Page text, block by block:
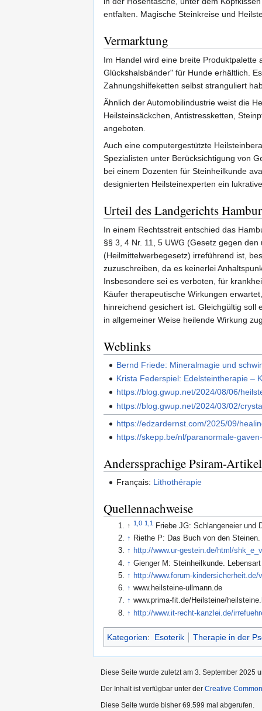
entfalten. Magische Steinkreise und
Vermarktung
Im Handel wird eine breite
Glückshalsbänder" für Hunde erhältlich.
Zahnungshilfeketten selbst stranguliert
Ähnlich der Automobilindustrie weist die
Heilsteinsäckchen, Antistressketten,
angeboten.
Auch eine computergestützte
Spezialisten unter Berücksichtigung von
bei einem Dozenten für Steinheilkunde
designierten Heilsteinexperten ein
Urteil des Landgerichts
In einem Rechtsstreit entschied das
§§ 3, 4 Nr. 11, 5 UWG (Gesetz gegen
(Heilmittelwerbegesetz) irreführend ist,
zuzuschreiben, da es keinerlei
Insbesondere sei es verboten, für
Käufer therapeutische Wirkungen
hinreichend gesichert ist. Gleichgültig
in allgemeiner Weise heilende Wirkung
Weblinks
Bernd Friede: Mineralmagie und
Krista Federspiel: Edelsteintherapie –
https://blog.gwup.net/2024/08/06/
https://blog.gwup.net/2024/03/02/
https://edzardernst.com/2025/09/
https://skepp.be/nl/paranormale-
Anderssprachige Psiram-Artikel
Français: Lithothérapie
Quellennachweise
↑1,0 1,1
Friebe JG: Schlangeneier und
↑ Riethe P: Das Buch von den
↑ http://www.ur-gestein.de/html/
↑ Gienger M: Steinheilkunde.
↑ http://www.forum-kindersicherheit.de/
↑ www.heilsteine-ullmann.de
↑ www.prima-fit.de/Heilsteine/
↑ http://www.it-recht-kanzlei.de/
Kategorien: Esoterik Therapie in der
Diese Seite wurde zuletzt am 3. September 2025
Der Inhalt ist verfügbar unter der Creative
Diese Seite wurde bisher 69.599 mal abgerufen.